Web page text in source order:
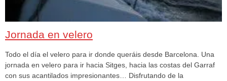
Jornada en velero
Todo el día el velero para ir donde queráis desde Barcelona. Una
jornada en velero para ir hacia Sitges, hacia las costas del Garraf
con sus acantilados impresionantes… Disfrutando de la